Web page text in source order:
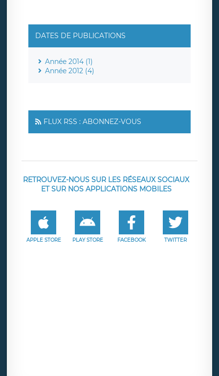
DATES DE PUBLICATIONS
Année 2014 (1)
Année 2012 (4)
FLUX RSS : ABONNEZ-VOUS
RETROUVEZ-NOUS SUR LES RÉSEAUX SOCIAUX
ET SUR NOS APPLICATIONS MOBILES
APPLE STORE PLAY STORE FACEBOOK TWITTER